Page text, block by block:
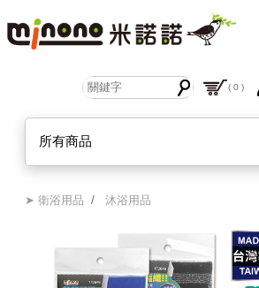
( 0 )
所有商品
➤ 衛浴用品 /沐浴用品